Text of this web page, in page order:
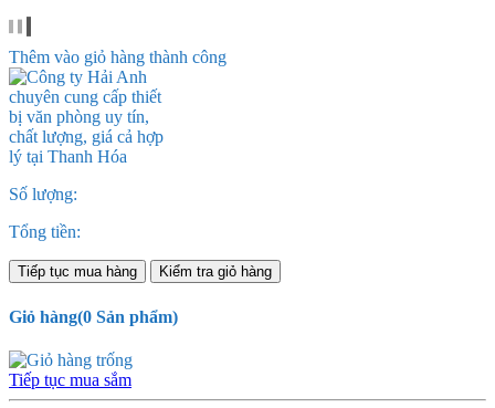
Thêm vào giỏ hàng thành công
Số lượng:
Tổng tiền:
Tiếp tục mua hàng Kiểm tra giỏ hàng
Giỏ hàng(0 Sản phẩm)
Tiếp tục mua sắm